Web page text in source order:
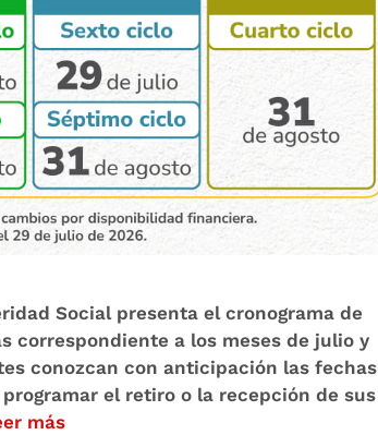
Social presenta el cronograma de
correspondiente a los meses de julio y
conozcan con anticipación las fechas
el retiro o la recepción de sus
más